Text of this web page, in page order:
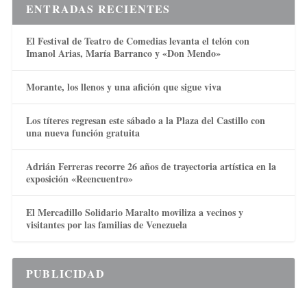
ENTRADAS RECIENTES
El Festival de Teatro de Comedias levanta el telón con
Imanol Arias, María Barranco y «Don Mendo»
Morante, los llenos y una afición que sigue viva
Los títeres regresan este sábado a la Plaza del Castillo con
una nueva función gratuita
Adrián Ferreras recorre 26 años de trayectoria artística en la
exposición «Reencuentro»
El Mercadillo Solidario Maralto moviliza a vecinos y
visitantes por las familias de Venezuela
PUBLICIDAD